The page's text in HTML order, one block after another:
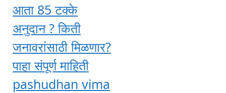
आता 85 टक्के
अनुदान ? किती
जनावरांसाठी मिळणार?
पाहा संपूर्ण माहिती
pashudhan vima